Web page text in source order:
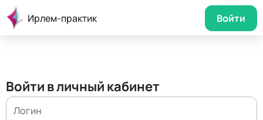
Ирлем-практик Войти
Войти в личный кабинет